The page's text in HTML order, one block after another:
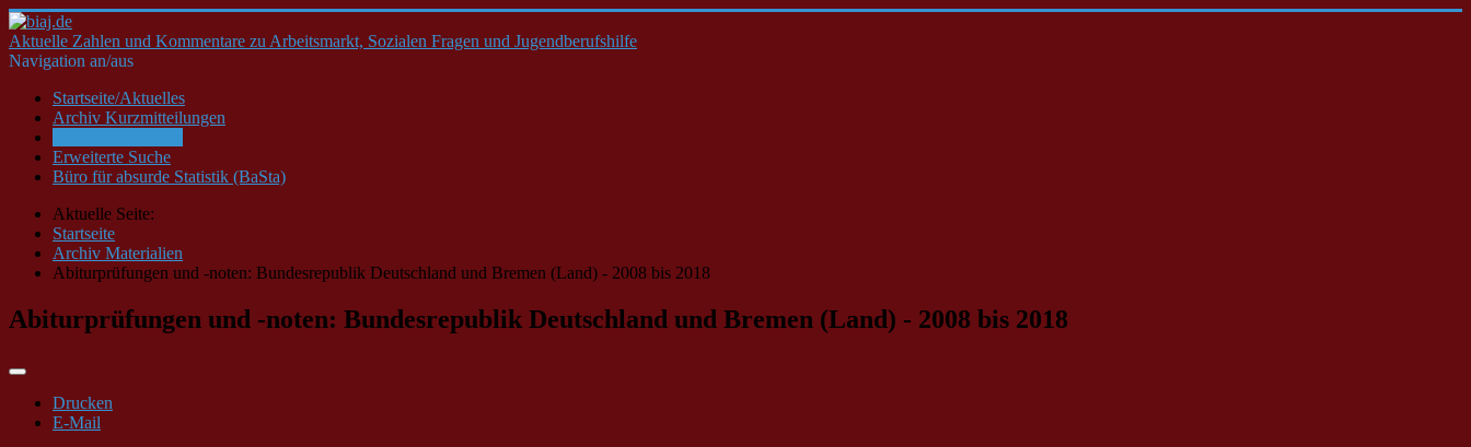
Aktuelle Zahlen und Kommentare zu Arbeitsmarkt, Sozialen Fragen und Jugendberufshilfe
Navigation an/aus
Startseite/Aktuelles
Archiv Kurzmitteilungen
Erweiterte Suche
Büro für absurde Statistik (BaSta)
Aktuelle Seite:
Startseite
Archiv Materialien
Abiturprüfungen und -noten: Bundesrepublik Deutschland und Bremen (Land) - 2008 bis 2018
Abiturprüfungen und -noten: Bundesrepublik Deutschland und Bremen (Land) - 2008 bis 2018
Drucken
E-Mail